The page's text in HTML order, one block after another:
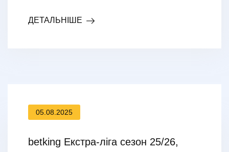
ДЕТАЛЬНІШЕ
05.08.2025
betking Екстра-ліга сезон 25/26,